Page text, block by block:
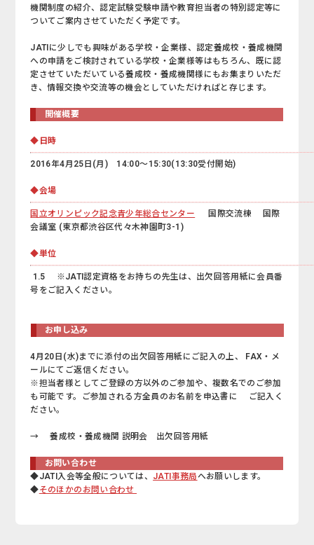
機関制度の紹介、認定試験受験申請や教育担当者の特別認定等に
ついてご案内させていただく予定です。
JATIに少しでも興味がある学校・企業様、認定養成校・養成機関
への申請をご検討されている学校・企業様等はもちろん、既に認
定させていただいている養成校・養成機関様にもお集まりいただ
き、情報交換や交流等の機会としていただければと存じます。
開催概要
◆日時
2016年4月25日(月) 14:00～15:30(13:30受付開始)
◆会場
国立オリンピック記念青少年総合センター 国際交流棟 国際
会議室 (東京都渋谷区代々木神園町3-1)
◆単位
1.5 ※JATI認定資格をお持ちの先生は、出欠回答用紙に会員番
号をご記入ください。
お申し込み
4月20日(水)までに添付の出欠回答用紙にご記入の上、 FAX・メ
ールにてご返信ください。
※担当者様としてご登録の方以外のご参加や、複数名でのご参加
も可能です。ご参加される方全員のお名前を申込書に ご記入く
ださい。
→ 養成校・養成機関 説明会 出欠回答用紙
お問い合わせ
◆JATI入会等全般については、 JATI事務局へお願いします。
◆そのほかのお問い合わせ